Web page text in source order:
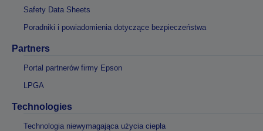
Safety Data Sheets
Poradniki i powiadomienia dotyczące bezpieczeństwa
Partners
Portal partnerów firmy Epson
LPGA
Technologies
Technologia niewymagająca użycia ciepła